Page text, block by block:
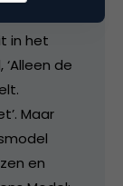
in het
de
Maar
en